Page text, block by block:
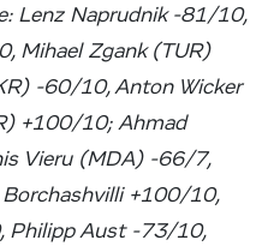
Lenz Naprudnik -81/10,
Mihael Zgank (TUR)
-60/10, Anton Wicker
+100/10; Ahmad
Vieru (MDA) -66/7,
+100/10,
Philipp Aust -73/10,